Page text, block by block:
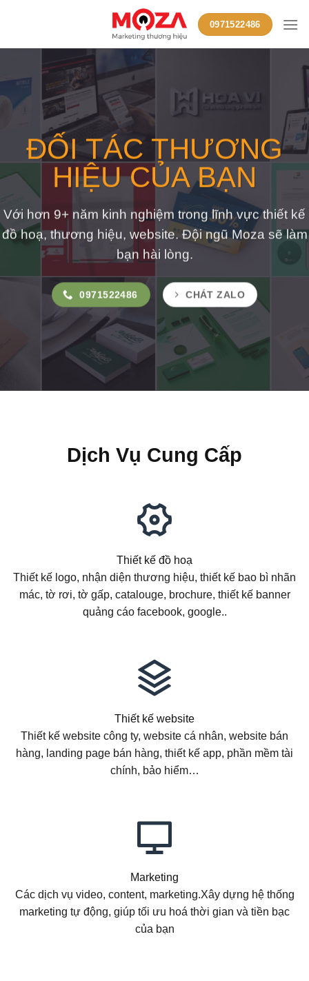
0971522486
ĐỐI TÁC THƯƠNG
HIỆU CỦA BẠN
Với hơn 9+ năm kinh nghiệm trong lĩnh vực thiết kế
đồ hoạ, thương hiệu, website. Đội ngũ Moza sẽ làm
bạn hài lòng.
0971522486 CHÁT ZALO
Dịch Vụ Cung Cấp
Thiết kế đồ hoạ
Thiết kế logo, nhận diện thương hiệu, thiết kế bao bì nhãn
mác, tờ rơi, tờ gấp, catalouge, brochure, thiết kế banner
quảng cáo facebook, google..
Thiết kế website
Thiết kế website công ty, website cá nhân, website bán
hàng, landing page bán hàng, thiết kế app, phần mềm tài
chính, bảo hiểm…
Marketing
Các dịch vụ video, content, marketing.Xây dựng hệ thống
marketing tự động, giúp tối ưu hoá thời gian và tiền bạc
của bạn